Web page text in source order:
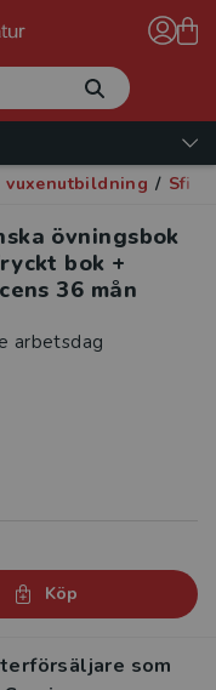
vuxenutbildning / Sfi
övningsbok
bok +
36 mån
arbetsdag
Köp
som